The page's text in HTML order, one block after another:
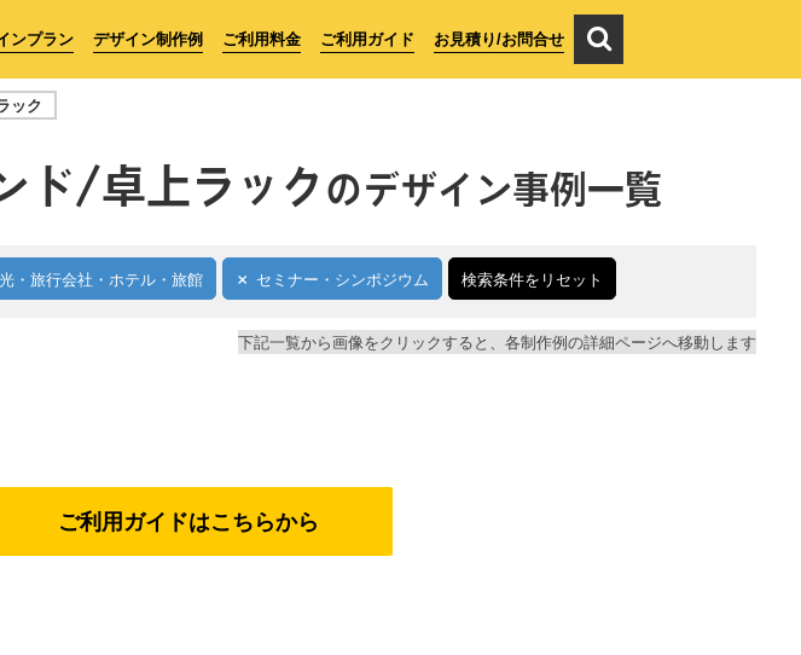
ンプラン デザイン制作例 ご利用料金 ご利用ガイド お見積り/お問合せ
ック
ド/卓上ラック のデザイン事例一覧
・旅行会社・ホテル・旅館 セミナー・シンポジウム 検索条件をリセット
下記一覧から画像をクリックすると、各制作例の詳細ページへ移動します
ご利用ガイドはこちらから